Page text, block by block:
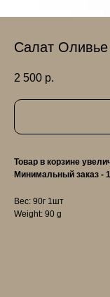
Салат
2 500 р.
Товар в корзине
Минимальный заказ -
Вес: 90г 1шт
Weight: 90 g